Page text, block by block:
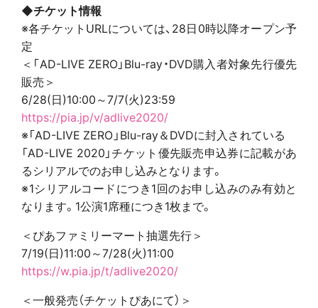
◆チケット情報
※各チケットURLについては、28日0時以降オープン予
定
＜「AD-LIVE ZERO」Blu-ray・DVD購入者対象先行優先
販売＞
6/28(日)10:00～7/7(火)23:59
https://pia.jp/v/adlive2020/
※「AD-LIVE ZERO」Blu-ray＆DVDに封入されている
「AD-LIVE 2020」チケット優先販売申込券に記載があ
るシリアルでのお申し込みとなります。
※1シリアルコードにつき1回のお申し込みのみ有効と
なります。1公演1席種につき1枚まで。
＜ぴあファミリーマート抽選先行＞
7/19(日)11:00～7/28(火)11:00
https://w.pia.jp/t/adlive2020/
＜一般発売（チケットぴあにて）＞